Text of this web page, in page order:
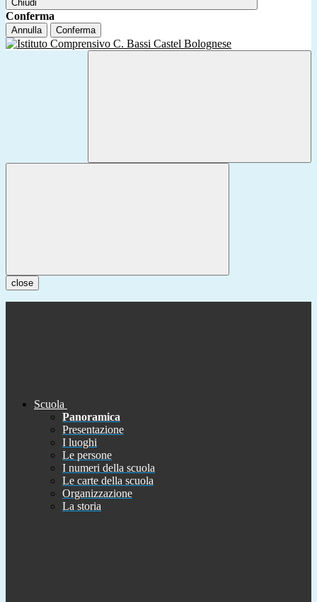
Chiudi
Conferma
Annulla Conferma
close
Scuola
Panoramica
Presentazione
I luoghi
Le persone
I numeri della scuola
Le carte della scuola
Organizzazione
La storia